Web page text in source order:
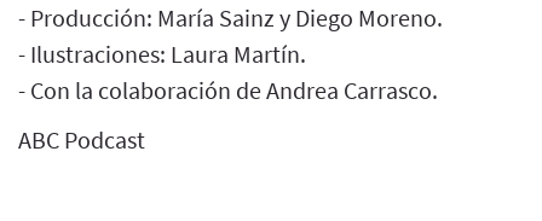
- Producción: María Sainz y Diego Moreno.
- Ilustraciones: Laura Martín.
- Con la colaboración de Andrea Carrasco.
ABC Podcast